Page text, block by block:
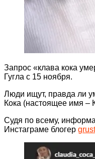
Запрос «клава кока
Гугла с 15 ноября.
Люди ищут, правда ли
Кока (настоящее имя –
Судя по всему,
Инстаграме блогер